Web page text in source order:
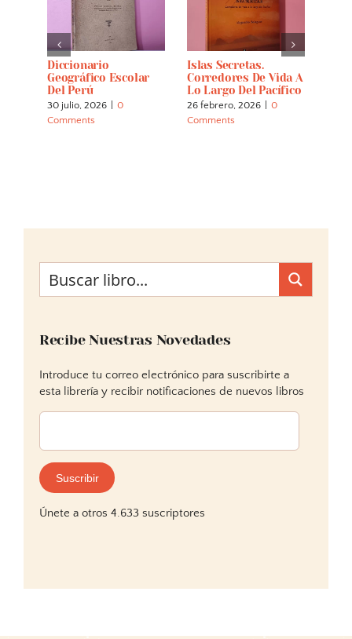
Diccionario
Geográfico Escolar
Del Perú
30 julio, 2026
0
Comments
Islas Secretas.
Corredores De Vida A
Lo Largo Del Pacífico
26 febrero, 2026
0
Comments
Recibe Nuestras Novedades
Introduce tu correo electrónico para suscribirte a
esta librería y recibir notificaciones de nuevos libros
Dirección
correo
electrónico:
Suscribir
Únete a otros 4.633 suscriptores